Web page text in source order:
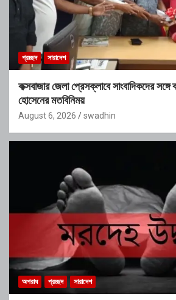
প্রচ্ছদ সারাদেশ
কক্সবাজার জেলা প্রেসক্লাবে সাংবাদিকদের সঙ্গে
হোসেনের মতবিনিময়
August 6, 2026 swadhin
অপরাধ প্রচ্ছদ সারাদেশ